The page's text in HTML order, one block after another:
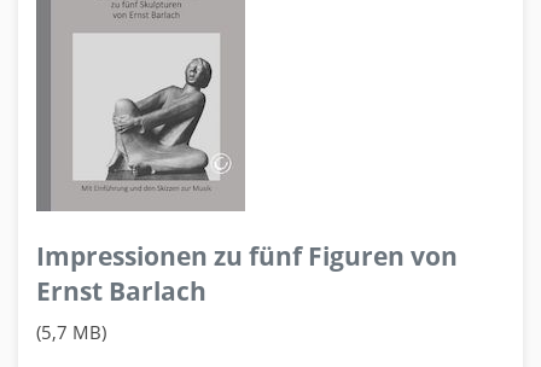
Impressionen zu fünf Figuren von
Ernst Barlach
(5,7 MB)